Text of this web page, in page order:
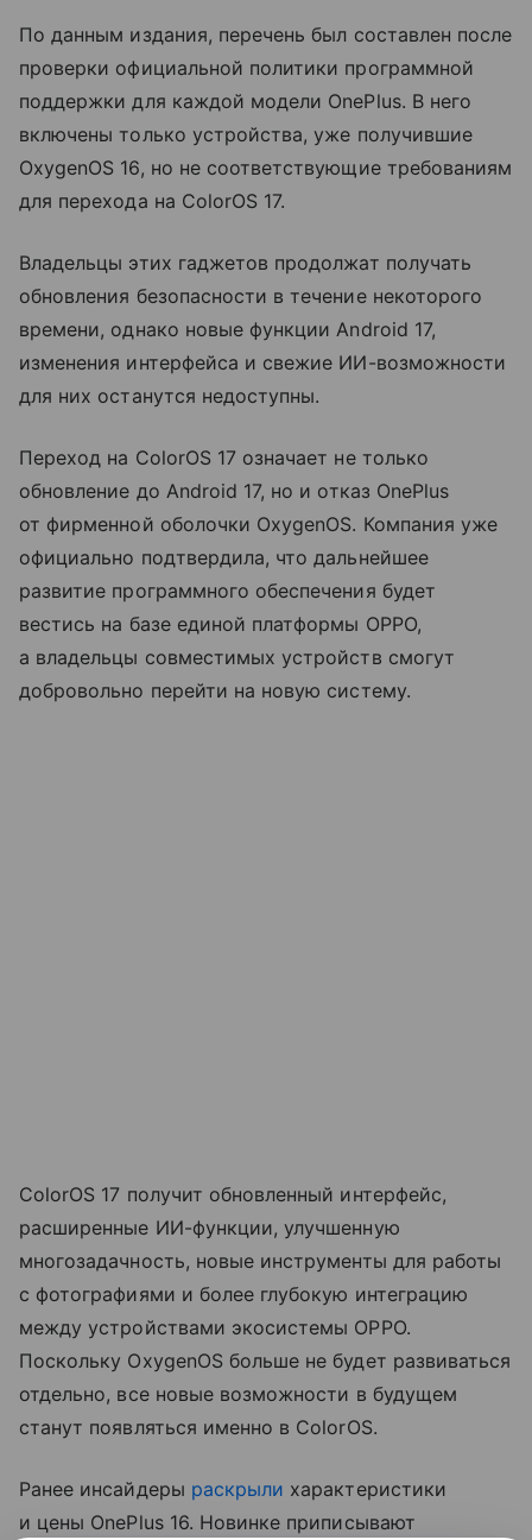
По данным издания, перечень был составлен после
проверки официальной политики программной
поддержки для каждой модели OnePlus. В него
включены только устройства, уже получившие
OxygenOS 16, но не соответствующие требованиям
для перехода на ColorOS 17.
Владельцы этих гаджетов продолжат получать
обновления безопасности в течение некоторого
времени, однако новые функции Android 17,
изменения интерфейса и свежие ИИ-возможности
для них останутся недоступны.
Переход на ColorOS 17 означает не только
обновление до Android 17, но и отказ OnePlus
от фирменной оболочки OxygenOS. Компания уже
официально подтвердила, что дальнейшее
развитие программного обеспечения будет
вестись на базе единой платформы OPPO,
а владельцы совместимых устройств смогут
добровольно перейти на новую систему.
ColorOS 17 получит обновленный интерфейс,
расширенные ИИ-функции, улучшенную
многозадачность, новые инструменты для работы
с фотографиями и более глубокую интеграцию
между устройствами экосистемы OPPO.
Поскольку OxygenOS больше не будет развиваться
отдельно, все новые возможности в будущем
станут появляться именно в ColorOS.
Ранее инсайдеры раскрыли характеристики
и цены OnePlus 16. Новинке приписывают